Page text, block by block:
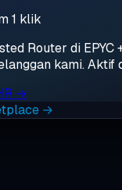
1 klik
Router di EPYC
kami. Aktif
→
→